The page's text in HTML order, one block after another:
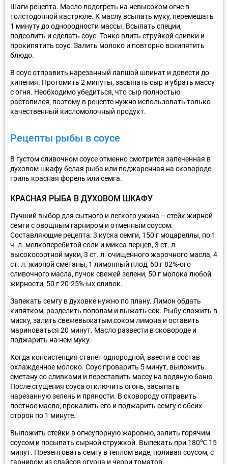
Шаги рецепта. Масло подогреть на невысоком огне в
толстодонной кастрюле. К маслу всыпать муку, перемешать
1 минуту до однородности массы. Всыпать специи,
подсолить и сделать соус. Тонко влить струйкой сливки и
прокипятить соус. Залить молоко и повторно вскипятить
блюдо.
В соус отправить нарезанный лапшой шпинат и довести до
кипения. Протомить 2 минуты, засыпать сыр и убрать массу
с огня. Необходимо убедиться, что сыр полностью
растопился, поэтому в рецепте нужно использовать только
качественный кисломолочный продукт.
Рецепты рыбы в соусе
В густом сливочном соусе отменно смотрится запеченная в
духовом шкафу белая рыба или поджаренная на сковороде
гриль красная форель или семга.
КРАСНАЯ РЫБА В ДУХОВОМ ШКАФУ
Лучший выбор для сытного и легкого ужина – стейк жирной
семги с овощным гарниром и отменным соусом.
Составляющие рецепта: 3 куска семги, 150 г моцареллы, по 1
ч. л. мелкоперебитой соли и микса перцев, 3 ст. л.
высокосортной муки, 3 ст. л. очищенного жарочного масла, 4
ст. л. жирной сметаны, 1 лимонный плод, 60 г 82%-ого
сливочного масла, пучок свежей зелени, 50 г молока любой
жирности, 50 г 20-25%-ых сливок.
Запекать семгу в духовке нужно по плану. Лимон обдать
кипятком, разделить пополам и выжать сок. Рыбу сложить в
миску, залить свежевыжатым соком лимона и оставить
мариноваться 20 минут. Масло развести в сковороде и
поджарить на нем муку.
Когда консистенция станет однородной, ввести в состав
охлажденное молоко. Соус проварить 5 минут, выложить
сметану со сливками и переставить массу на водяную баню.
После сгущения соуса отключить огонь, засыпать
нарезанную зелень и пряности. В сковороду отправить
постное масло, прокалить его и поджарить семгу с обеих
сторон по 1 минуте.
Выложить стейки в огнеупорную жаровню, залить горячим
соусом и посыпать сырной стружкой. Выпекать при 180℃ 15
минут. Презентовать семгу в теплом виде, поливая соусом, с
гарниром из слайсов огурца и черри томатов.